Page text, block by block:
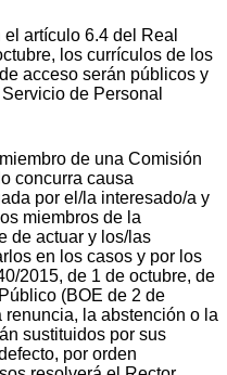
artículo 6.4 del Real
los currículos de los
acceso serán públicos y
de Personal
de una Comisión
concurra causa
por el/la interesado/a y
miembros de la
de actuar y los/las
en los casos y por los
2015, de 1 de octubre, de
(BOE de 2 de
la abstención o la
sustituidos por sus
por orden